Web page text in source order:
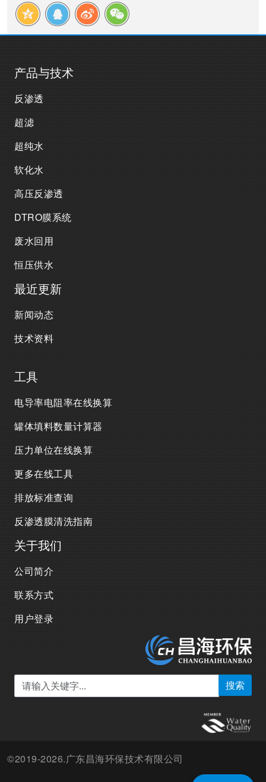
产品与技术
反渗透
超滤
超纯水
软化水
高压反渗透
DTRO膜系统
废水回用
恒压供水
最近更新
新闻动态
技术资料
工具
电导率电阻率在线换算
罐体填料数量计算器
压力单位在线换算
更多在线工具
排放标准查询
反渗透膜清洗指南
关于我们
公司简介
联系方式
用户登录
搜索
©2019-2026.广东昌海环保技术有限公司